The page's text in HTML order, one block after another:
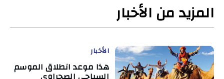
المزيد من الأخبار
الأخبار
هذا موعد انطلاق الموسم